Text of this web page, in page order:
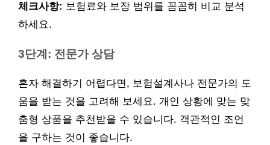
체크사항: 보험료와 보장 범위를 꼼꼼히 비교 분석
하세요.
3단계: 전문가 상담
혼자 해결하기 어렵다면, 보험설계사나 전문가의 도
움을 받는 것을 고려해 보세요. 개인 상황에 맞는 맞
춤형 상품을 추천받을 수 있습니다. 객관적인 조언
을 구하는 것이 좋습니다.